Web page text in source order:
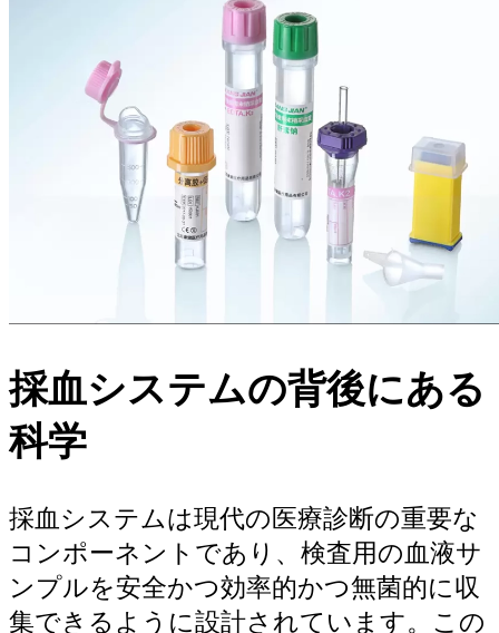
採血システムの背後にある
科学
採血システムは現代の医療診断の重要な
コンポーネントであり、検査用の血液サ
ンプルを安全かつ効率的かつ無菌的に収
集できるように設計されています。この